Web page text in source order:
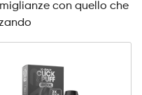
con quello che